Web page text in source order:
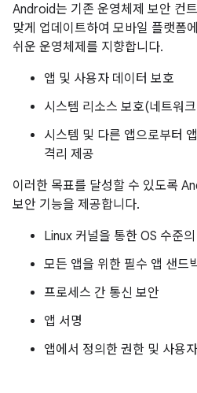
Android는 기존 운영체제 보안 컨
맞게 업데이트하여 모바일 플랫폼
쉬운 운영체제를 지향합니다.
앱 및 사용자 데이터 보호
시스템 리소스 보호(네트워
시스템 및 다른 앱으로부터
격리 제공
이러한 목표를 달성할 수 있도록
보안 기능을 제공합니다.
Linux 커널을 통한 OS 수준
모든 앱을 위한 필수 앱 샌드
프로세스 간 통신 보안
앱 서명
앱에서 정의한 권한 및 사용